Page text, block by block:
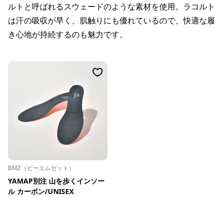
ルトと呼ばれるスウェードのような素材を使用。ラコルト
は汗の吸収が早く、肌触りにも優れているので、快適な履
き心地が持続するのも魅力です。
BMZ（ビーエムゼット）
YAMAP別注 山を歩くインソー
ル カーボン/UNISEX